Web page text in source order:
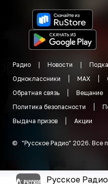
Радио Новости
Одноклассники
MAX
Обратная связь
Вещание
Политика безопасности
Выдача призов
Акции
© "Русское Радио" 2026. Все
Русское Радио